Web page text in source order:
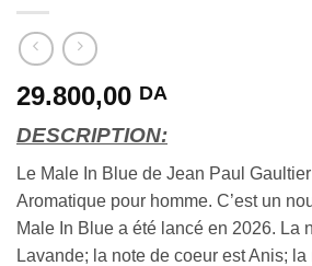
29.800,00 DA
DESCRIPTION:
Le Male In Blue de Jean Paul
Aromatique pour homme. C’est un
Male In Blue a été lancé en 2026. La
Lavande; la note de coeur est Anis;